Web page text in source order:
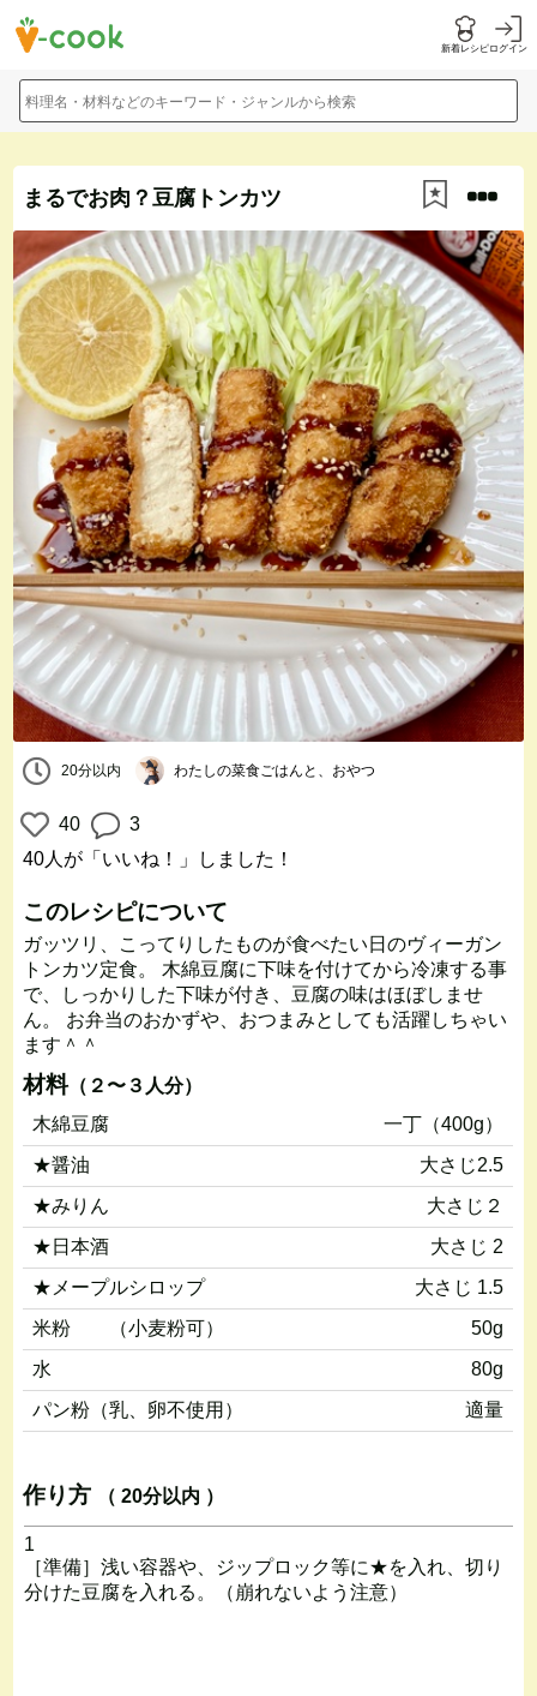
新着レシピログイン
料理名・材料などのキーワード・ジャンルから検索
まるでお肉？豆腐トンカツ
20分以内 わたしの菜食ごはんと、おやつ
40
3
40人 が「いいね！」しました！
このレシピについて
ガッツリ、こってりしたものが食べたい日のヴィーガン
トンカツ定食。 木綿豆腐に下味を付けてから冷凍する事
で、しっかりした下味が付き、豆腐の味はほぼしませ
ん。 お弁当のおかずや、おつまみとしても活躍しちゃい
ます＾＾
材料（２〜３人分）
木綿豆腐
一丁（400g）
★醤油
大さじ2.5
★みりん
大さじ２
★日本酒
大さじ 2
★メープルシロップ
大さじ 1.5
米粉 （小麦粉可）
50g
水
80g
パン粉（乳、卵不使用）
適量
作り方 （ 20分以内 ）
1
［準備］浅い容器や、ジップロック等に★を入れ、切り
分けた豆腐を入れる。（崩れないよう注意）